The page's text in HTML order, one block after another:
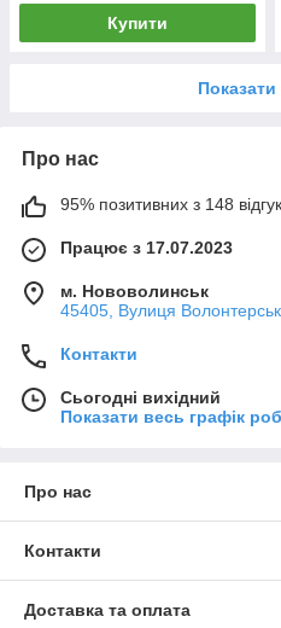
Купити
Про нас
95% позитивних з 148
Працює з 17.07.2023
м. Нововолинськ
45405, Вулиця
Контакти
Сьогодні вихідний
Показати весь графік
Про нас
Контакти
Доставка та оплата